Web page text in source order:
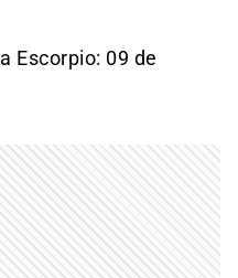
Escorpio: 09 de